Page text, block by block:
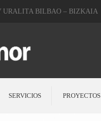
URALITA BILBAO – BIZKAIA
SERVICIOS PROYECTOS